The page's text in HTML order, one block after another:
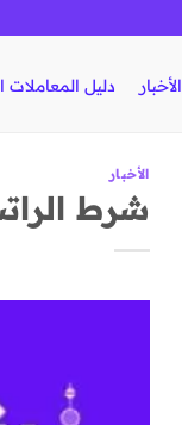
الأخبار دليل المعاملات
الأخبار
شرط الراتب